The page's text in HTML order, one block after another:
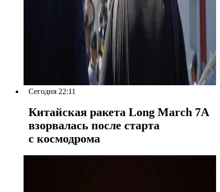
Сегодня 22:11
Китайская ракета Long March 7A
взорвалась после старта
с космодрома